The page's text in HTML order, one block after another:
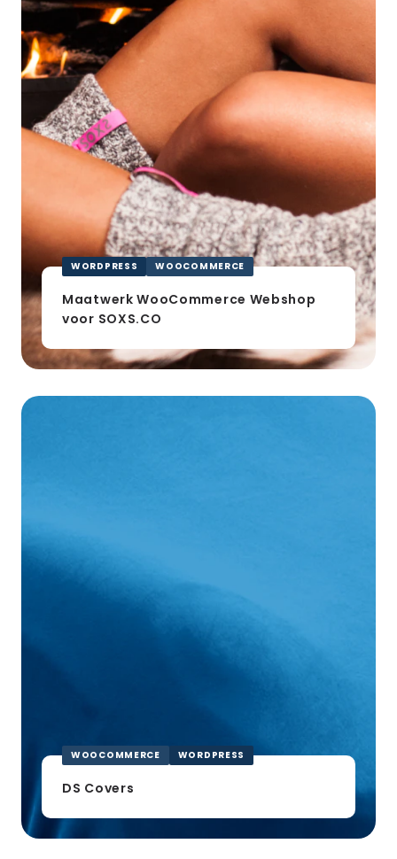
voor
SOXS.CO
WORDPRESS WOOCOMMERCE
Maatwerk WooCommerce Webshop
voor SOXS.CO
DS
WOOCOMMERCE WORDPRESS
DS Covers